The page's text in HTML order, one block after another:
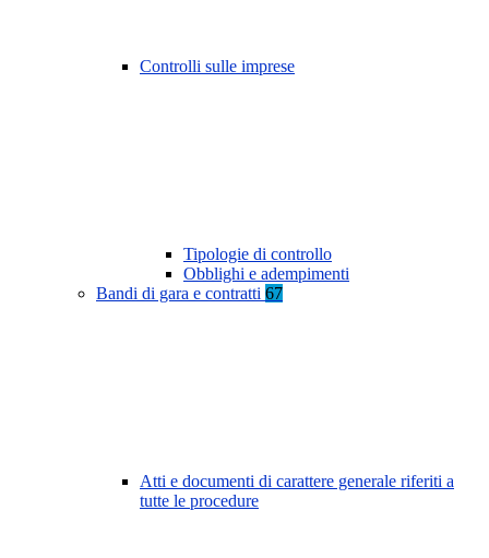
Controlli sulle imprese
Tipologie di controllo
Obblighi e adempimenti
Bandi di gara e contratti 67
Atti e documenti di carattere generale riferiti a
tutte le procedure